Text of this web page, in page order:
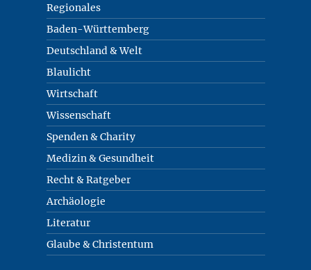
Regionales
Baden-Württemberg
Deutschland & Welt
Blaulicht
Wirtschaft
Wissenschaft
Spenden & Charity
Medizin & Gesundheit
Recht & Ratgeber
Archäologie
Literatur
Glaube & Christentum